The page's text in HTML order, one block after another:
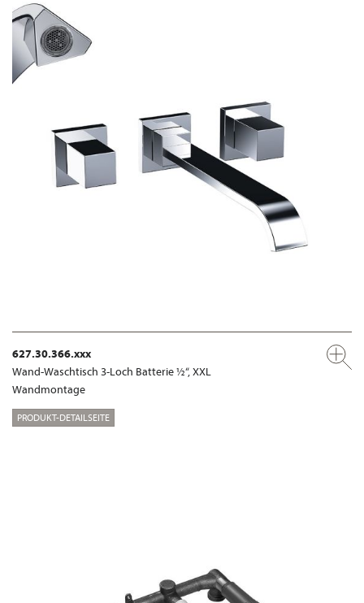
627.30.366.xxx
Wand-Waschtisch 3-Loch Batterie ½“, XXL
Wandmontage
PRODUKT-DETAILSEITE